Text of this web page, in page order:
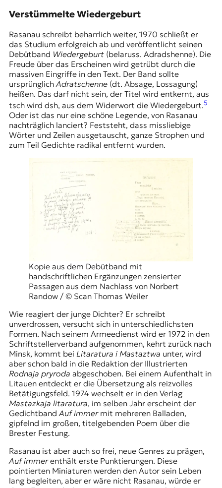
Verstümmelte Wiedergeburt
Rasanau schreibt beharrlich weiter, 1970 schließt er
das Studium erfolgreich ab und veröffentlicht seinen
Debütband Wiedergeburt(belaruss. Adradshenne). Die
Freude über das Erscheinen wird getrübt durch die
massiven Eingriffe in den Text. Der Band sollte
ursprünglichAdratschenne(dt. Absage, Lossagung)
heißen. Das darf nicht sein, der Titel wird entkernt, aus
tsch wird dsh, aus dem Widerwort die Wiedergeburt.5
Oder ist das nur eine schöne Legende, von Rasanau
nachträglich lanciert? Feststeht, dass missliebige
Wörter und Zeilen ausgetauscht, ganze Strophen und
zum Teil Gedichte radikal entfernt wurden.
Kopie aus dem Debütband mit
handschriftlichen Ergänzungen zensierter
Passagen aus dem Nachlass von Norbert
Randow / © Scan Thomas Weiler
Wie reagiert der junge Dichter? Er schreibt
unverdrossen, versucht sich in unterschiedlichsten
Formen. Nach seinem Armeedienst wird er 1972 in den
Schriftstellerverband aufgenommen, kehrt zurück nach
Minsk, kommt bei Litaratura i Mastaztwa unter, wird
aber schon bald in die Redaktion der Illustrierten
Rodnaja pryroda abgeschoben. Bei einem Aufenthalt in
Litauen entdeckt er die Übersetzung als reizvolles
Betätigungsfeld. 1974 wechselt er in den Verlag
Mastazkaja litaratura, im selben Jahr erscheint der
Gedichtband Auf immermit mehreren Balladen,
gipfelnd im großen, titelgebenden Poem über die
Brester Festung.
Rasanau ist aber auch so frei, neue Genres zu prägen,
Auf immerenthält erste Punktierungen. Diese
pointierten Miniaturen werden den Autor sein Leben
lang begleiten, aber er wäre nicht Rasanau, würde er